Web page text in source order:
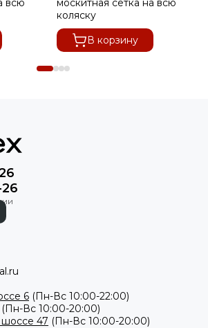
всю
москитная сетка на всю
коляску
В корзину
6 (Пн-Вс 10:00-22:00)
(Пн-Вс 10:00-20:00)
47 (Пн-Вс 10:00-20:00)